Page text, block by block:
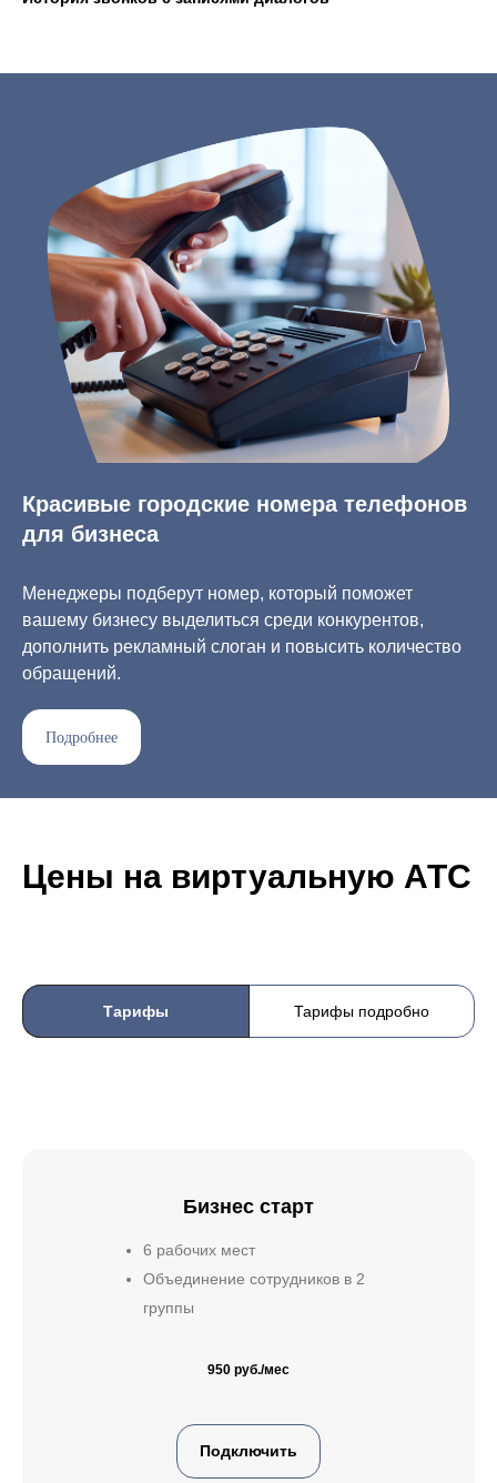
Красивые городские номера телефонов
для бизнеса
Менеджеры подберут номер, который поможет
вашему бизнесу выделиться среди конкурентов,
дополнить рекламный слоган и повысить количество
обращений.
Подробнее
Цены на виртуальную АТС
Тарифы Тарифы подробно
Бизнес старт
6 рабочих мест
Объединение сотрудников в 2
группы
950 руб./мес
Подключить